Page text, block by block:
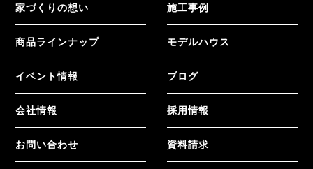
家づくりの想い 施工事例
商品ラインナップ モデルハウス
イベント情報 ブログ
会社情報 採用情報
お問い合わせ 資料請求